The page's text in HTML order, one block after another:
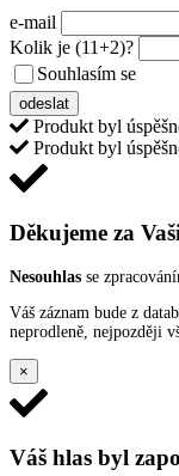
e-mail
Kolik je (11+2)?
Souhlasím se
odeslat
Produkt byl
Produkt byl
Děkujeme za
Nesouhlas se
Váš záznam bude z
neprodleně, nejpozději
×
Váš hlas byl